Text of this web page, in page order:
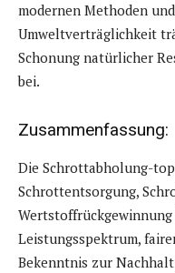
modernen Methoden
Umweltverträglichkeit
Schonung natürlicher
bei.
Zusammenfassung:
Die Schrottabholung-
Schrottentsorgung,
Leistungsspektrum,
Bekenntnis zur